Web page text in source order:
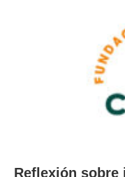
Reflexión sobre